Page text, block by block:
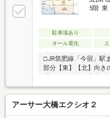
5階 東
駐車場あり
オール電化
□JR筑肥線「今宿」駅
部分【東】【北】向き
ステージの日勤管理で
事実施済みです。《ラ
岡市立今宿小学校・・
市立玄洋中学校・・・
アーサー大橋エクシオ２